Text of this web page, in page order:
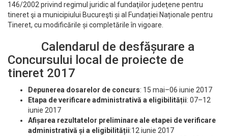
146/2002 privind regimul juridic al fundaţiilor judeţene pentru
tineret şi a municipiului Bucureşti și al Fundației Naționale pentru
Tineret, cu modificările și completările în vigoare.
Calendarul de desfășurare a
Concursului local de proiecte de
tineret 2017
Depunerea dosarelor de concurs: 15 mai–06 iunie 2017
Etapa de verificare administrativă a eligibilității: 07–12
iunie 2017
Afișarea rezultatelor preliminare ale etapei de verificare
administrativă și a eligibilității:12 iunie 2017